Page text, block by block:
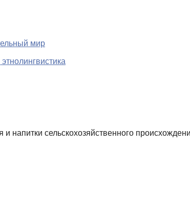
мир
напитки сельскохозяйственного